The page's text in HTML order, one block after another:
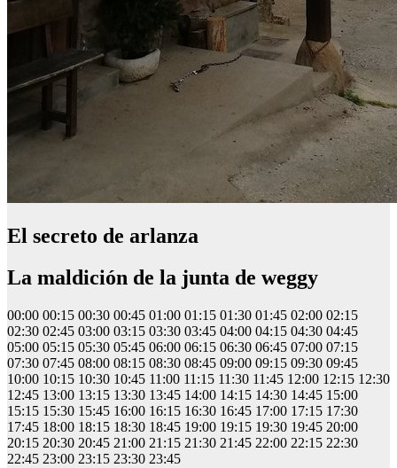
El secreto de arlanza
La maldición de la junta de weggy
00:00 00:15 00:30 00:45 01:00 01:15 01:30 01:45 02:00 02:15
02:30 02:45 03:00 03:15 03:30 03:45 04:00 04:15 04:30 04:45
05:00 05:15 05:30 05:45 06:00 06:15 06:30 06:45 07:00 07:15
07:30 07:45 08:00 08:15 08:30 08:45 09:00 09:15 09:30 09:45
10:00 10:15 10:30 10:45 11:00 11:15 11:30 11:45 12:00 12:15 12:30
12:45 13:00 13:15 13:30 13:45 14:00 14:15 14:30 14:45 15:00
15:15 15:30 15:45 16:00 16:15 16:30 16:45 17:00 17:15 17:30
17:45 18:00 18:15 18:30 18:45 19:00 19:15 19:30 19:45 20:00
20:15 20:30 20:45 21:00 21:15 21:30 21:45 22:00 22:15 22:30
22:45 23:00 23:15 23:30 23:45